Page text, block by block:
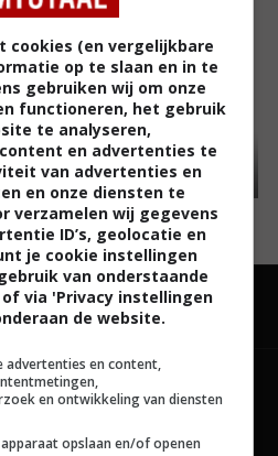
filmoverzicht.
cookies (en vergelijkbare
op te slaan en in te
gebruiken wij om onze
functioneren, het gebruik
te analyseren,
en advertenties te
van advertenties en
en onze diensten te
verzamelen wij gegevens
ID’s, geolocatie en
je cookie instellingen
van onderstaande
via 'Privacy instellingen
de website.
advertenties en content,
en ontwikkeling van diensten
opslaan en/of openen